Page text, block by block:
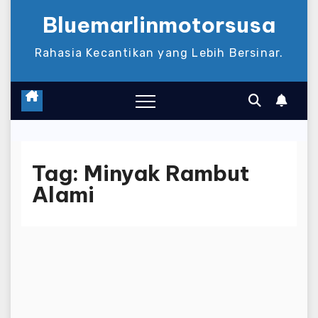
Bluemarlinmotorsusa
Rahasia Kecantikan yang Lebih Bersinar.
Tag: Minyak Rambut
Alami